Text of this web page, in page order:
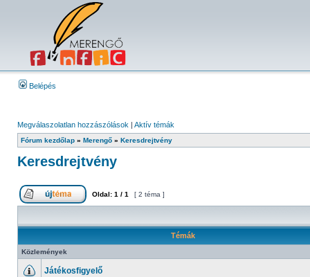
Belépés
Megválaszolatlan hozzászólások | Aktív témák
Fórum kezdőlap » Merengő » Keresdrejtvény
Keresdrejtvény
Oldal: 1 / 1 [ 2 téma ]
Témák
Közlemények
Játékosfigyelő